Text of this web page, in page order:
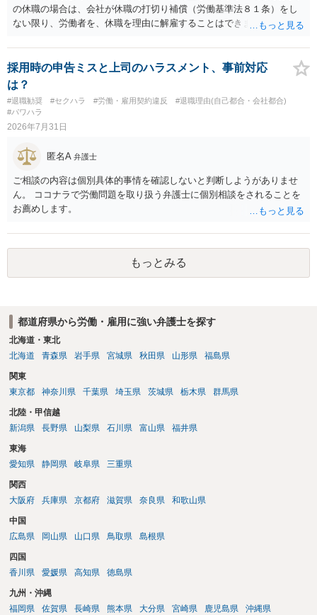
前に契約書の内容をレビューしてもらう価値は十分にあると思われま
す。 争点は、契約類型が雇用か業務委託か、実態として労働者性があ
るか、解除事由が双方にどう定められているか、違約金の算定根拠が
合理的か、という複数論点に分かれます。契約前なら、交渉のパワー
バランスの問題もありますが、修正余地があるうえ、後から争うより
コストを抑えやすいので、資料等を持参の上弁護士に確認されること
をお勧めします。 ・事務所側の解除でも、解除理由によってはタレン
ト側に損害賠償が発生する建付けになっていることはあります。ただ
し、事務所側が一方的に解除したのにタレントへ違約金を課す設計
は、合理性や対価性を欠くとして争いやすいです。逆に、タレント側
の重大な契約違反がある場合は、実損害の範囲で請求される可能性は
あります。
の休職の場合は、会社が休職の打切り補償（労働基準法８１条）をし
ない限り、労働者を、休職を理由に解雇することはできません（労働
期間満了による退職は、業務労災への適用はありませんので、ご安心
ください。 仮に会社が打切り補償をせずに解雇した場合は、不当解雇
に当たります。 ＞労災の休業補償と、所得補償保険の保険金とは別
に、受け取れる金銭はありますでしょうか？ 業務労災の場合は、会社
の安全配慮義務違反が認められると解されますので、会社の損害賠償
責任（治療費、通院慰謝料、入院費、入院慰謝料、後遺障害慰謝料、
災での第三者行為傷害（同僚の不注意等による事故）の場合は、当該
第三者の賠償責任も考えられます。 労災で支払われた分は、損害額か
ら控除（損益相殺）されますが、それを超えた部分は、会社もしく
は、第三者から支払ってもらうことになります。 会社等との交渉が必
要になると思います（良い会社でしたら、自ら話してくると思います
の弁護士にご相談ください。 以上、ご参考まで。
採用時の申告ミスと上司のハラスメント、事前対応
は？
#退職勧奨 #セクハラ #労働・雇用契約違反
#退職理由(自己都合・会社都合)
#パワハラ
2026年7月31日
匿名A 弁護士
ご相談の内容は個別具体的事情を確認しないと判断しようがありませ
ん。 ココナラで労働問題を取り扱う弁護士に個別相談をされることを
お薦めします。
もっとみる
都道府県から労働・雇用に強い弁護士を探す
北海道・東北
北海道
青森県 岩手県 宮城県 秋田県 山形県 福島県
関東
東京都
神奈川県 千葉県 埼玉県 茨城県 栃木県 群馬県
北陸・甲信越
新潟県
長野県 山梨県 石川県 富山県 福井県
東海
愛知県
静岡県 岐阜県 三重県
関西
大阪府
兵庫県 京都府 滋賀県 奈良県 和歌山県
中国
広島県
岡山県 山口県 鳥取県 島根県
四国
香川県
愛媛県 高知県 徳島県
九州・沖縄
福岡県
佐賀県 長崎県 熊本県 大分県 宮崎県 鹿児島県 沖縄県